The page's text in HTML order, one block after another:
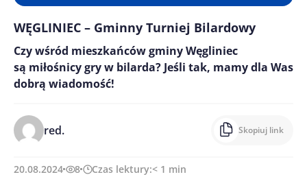
WĘGLINIEC – Gminny Turniej Bilardowy
Czy wśród mieszkańców gminy Węgliniec
są miłośnicy gry w bilarda? Jeśli tak, mamy dla Was
dobrą wiadomość!
red. Skopiuj link
20.08.2024 8 Czas lektury:< 1 min